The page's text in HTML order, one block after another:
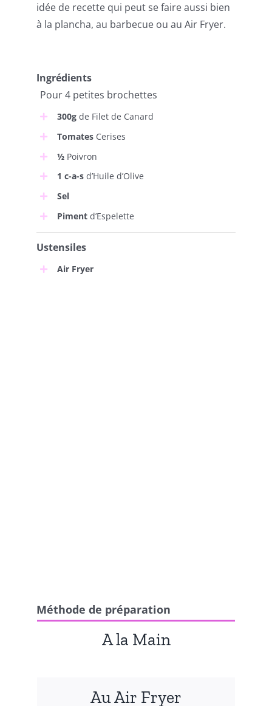
idée de recette qui peut se faire aussi bien
à la plancha, au barbecue ou au Air Fryer.
Ingrédients
Pour 4 petites brochettes
300gde Filet de Canard
TomatesCerises
½Poivron
1 c-a-sd’Huile d’Olive
Sel
Pimentd’Espelette
Ustensiles
Air Fryer
Méthode de préparation
A la Main
Au Air Fryer